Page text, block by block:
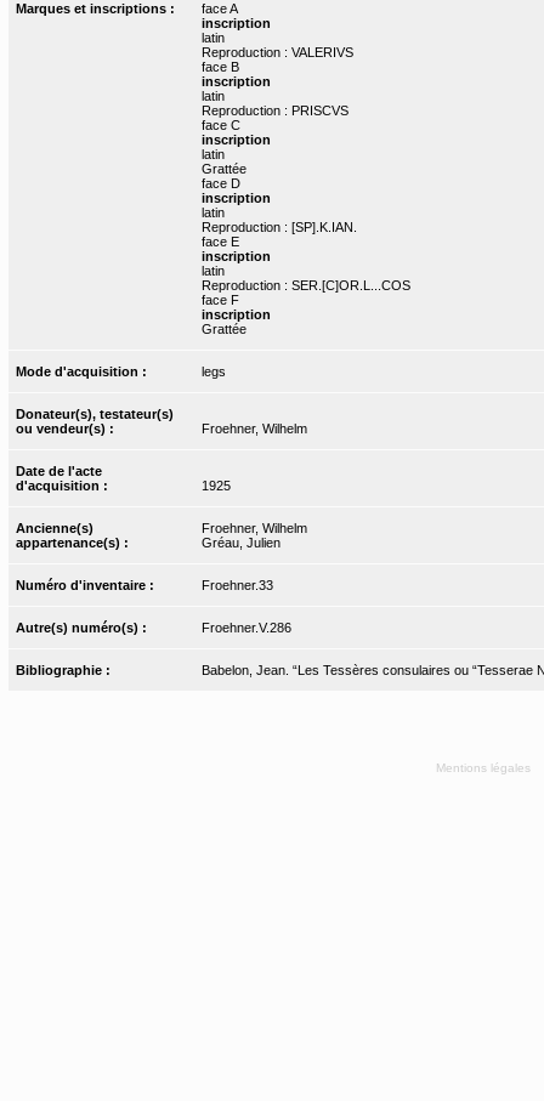
Marques et inscriptions :
face A
inscription
latin
Reproduction : VALERIVS
face B
inscription
latin
Reproduction : PRISCVS
face C
inscription
latin
Grattée
face D
inscription
latin
Reproduction : [SP].K.IAN.
face E
inscription
latin
Reproduction : SER.[C]OR.L...COS
face F
inscription
Grattée
Mode d'acquisition : legs
Donateur(s), testateur(s)
ou vendeur(s) :
Froehner, Wilhelm
Date de l'acte
d'acquisition :
1925
Ancienne(s)
appartenance(s) :
Froehner, Wilhelm
Gréau, Julien
Numéro d'inventaire : Froehner.33
Autre(s) numéro(s) : Froehner.V.286
Bibliographie : Babelon, Jean. “Les Tessères consulaires ou “Tesserae
Mentions légales